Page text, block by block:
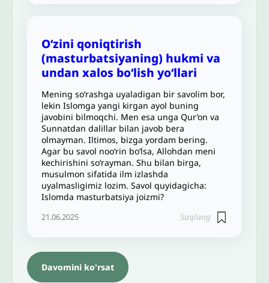
Oʻzini qoniqtirish
(masturbatsiyaning) hukmi va
undan xalos boʻlish yoʻllari
Mening so‘rashga uyaladigan bir savolim bor,
lekin Islomga yangi kirgan ayol buning
javobini bilmoqchi. Men esa unga Qur’on va
Sunnatdan dalillar bilan javob bera
olmayman. Iltimos, bizga yordam bering.
Agar bu savol nooʻrin boʻlsa, Allohdan meni
kechirishini soʻrayman. Shu bilan birga,
musulmon sifatida ilm izlashda
uyalmasligimiz lozim. Savol quyidagicha:
Islomda masturbatsiya joizmi?
21.06.2025 Saqlang
Davomini ko'rsat